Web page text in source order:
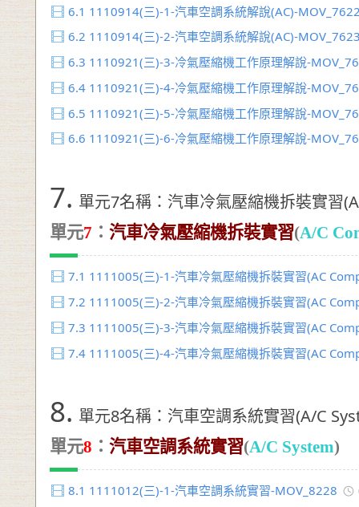
6.1 1110914(三)-1-汽車空調系統解說(AC)-
6.2 1110914(三)-2-汽車空調系統解說(AC)-
6.3 1110921(三)-3-冷氣壓縮機工作原理解說-
6.4 1110921(三)-4-冷氣壓縮機工作原理解說-
6.5 1110921(三)-5-冷氣壓縮機工作原理解說-
6.6 1110921(三)-6-冷氣壓縮機工作原理解說-
7. 單元7名稱：汽車冷氣壓縮機拆裝實習
單元7 ： 汽車冷氣壓縮機拆裝實習(A/C
7.1 1111005(三)-1-汽車冷氣壓縮機拆裝實習(AC
7.2 1111005(三)-2-汽車冷氣壓縮機拆裝實習(AC
7.3 1111005(三)-3-汽車冷氣壓縮機拆裝實習(AC
7.4 1111005(三)-4-汽車冷氣壓縮機拆裝實習(AC
8. 單元8名稱：汽車空調系統實習(A/C
單元8 ： 汽車空調系統實習(A/C System)
8.1 1111012(三)-1-汽車空調系統實習-MOV_8228